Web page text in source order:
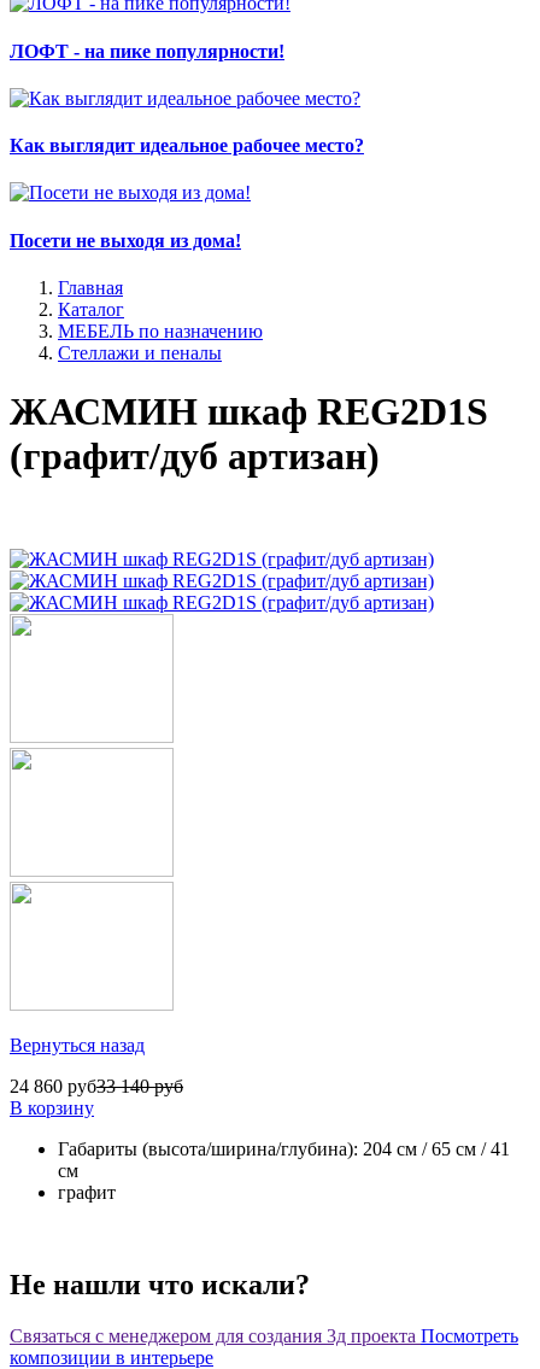
ЛОФТ - на пике популярности!
Как выглядит идеальное рабочее место?
Посети не выходя из дома!
Главная
Каталог
МЕБЕЛЬ по назначению
Стеллажи и пеналы
ЖАСМИН шкаф REG2D1S
(графит/дуб артизан)
Вернуться назад
24 860 руб33 140 руб
В корзину
Габариты (высота/ширина/глубина): 204 см / 65 см / 41
см
графит
Не нашли что искали?
Связаться с менеджером для создания 3д проекта Посмотреть
композиции в интерьере